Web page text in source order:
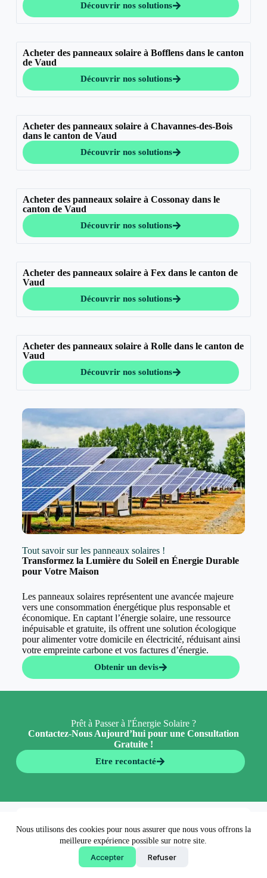
Nous utilisons des cookies pour nous assurer que nous vous offrons la
meilleure expérience possible sur notre site.
Accepter Refuser
Découvrir nos solutions
Acheter des panneaux solaire à Bofflens dans le canton
de Vaud
Découvrir nos solutions
Acheter des panneaux solaire à Chavannes-des-Bois
dans le canton de Vaud
Découvrir nos solutions
Acheter des panneaux solaire à Cossonay dans le
canton de Vaud
Découvrir nos solutions
Acheter des panneaux solaire à Fex dans le canton de
Vaud
Découvrir nos solutions
Acheter des panneaux solaire à Rolle dans le canton de
Vaud
Découvrir nos solutions
Tout savoir sur les panneaux solaires !
Transformez la Lumière du Soleil en Énergie Durable
pour Votre Maison
Les panneaux solaires représentent une avancée majeure
vers une consommation énergétique plus responsable et
économique. En captant l’énergie solaire, une ressource
inépuisable et gratuite, ils offrent une solution écologique
pour alimenter votre domicile en électricité, réduisant ainsi
votre empreinte carbone et vos factures d’énergie.
Obtenir un devis
Prêt à Passer à l'Énergie Solaire ?
Contactez-Nous Aujourd’hui pour une Consultation
Gratuite !
Etre recontacté
Obtenir un devis
Copyright © 2026 - EconormWay - Solutions écologiques